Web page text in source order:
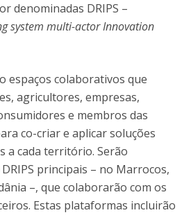
denominadas DRIPS –
system multi-actor Innovation
espaços colaborativos que
agricultores, empresas,
e membros das
co-criar e aplicar soluções
a cada território. Serão
principais – no Marrocos,
–, que colaborarão com os
Estas plataformas incluirão